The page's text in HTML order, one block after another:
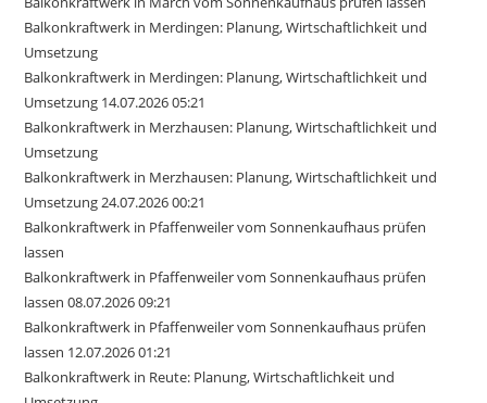
Balkonkraftwerk in Merdingen: Planung, Wirtschaftlichkeit und
Umsetzung
Balkonkraftwerk in Merdingen: Planung, Wirtschaftlichkeit und
Umsetzung 14.07.2026 05:21
Balkonkraftwerk in Merzhausen: Planung, Wirtschaftlichkeit und
Umsetzung
Balkonkraftwerk in Merzhausen: Planung, Wirtschaftlichkeit und
Umsetzung 24.07.2026 00:21
Balkonkraftwerk in Pfaffenweiler vom Sonnenkaufhaus prüfen
lassen
Balkonkraftwerk in Pfaffenweiler vom Sonnenkaufhaus prüfen
lassen 08.07.2026 09:21
Balkonkraftwerk in Pfaffenweiler vom Sonnenkaufhaus prüfen
lassen 12.07.2026 01:21
Balkonkraftwerk in Reute: Planung, Wirtschaftlichkeit und